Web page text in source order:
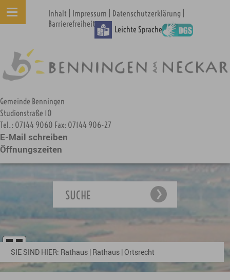
Leichte Sprache
Inhalt Impressum Datenschutzerklärung
Barrierefreiheit
Gemeinde Benningen
Studionstraße 10
Tel.: 07144 9060 Fax: 07144 906-27
E-Mail schreiben
Öffnungszeiten
SUCHE
SIE SIND HIER: Rathaus | Rathaus |Ortsrecht